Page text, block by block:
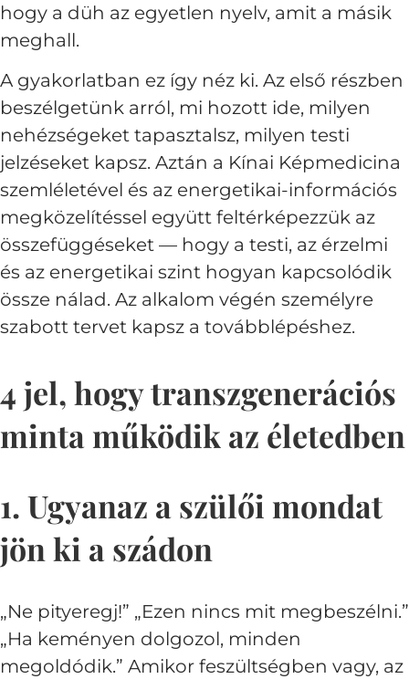
hogy a düh az egyetlen nyelv, amit a másik
meghall.
A gyakorlatban ez így néz ki. Az első részben
beszélgetünk arról, mi hozott ide, milyen
nehézségeket tapasztalsz, milyen testi
jelzéseket kapsz. Aztán a Kínai Képmedicina
szemléletével és az energetikai-információs
megközelítéssel együtt feltérképezzük az
összefüggéseket — hogy a testi, az érzelmi
és az energetikai szint hogyan kapcsolódik
össze nálad. Az alkalom végén személyre
szabott tervet kapsz a továbblépéshez.
4 jel, hogy transzgenerációs
minta működik az életedben
1. Ugyanaz a szülői mondat
jön ki a szádon
„Ne pityeregj!” „Ezen nincs mit megbeszélni.”
„Ha keményen dolgozol, minden
megoldódik.” Amikor feszültségben vagy, az